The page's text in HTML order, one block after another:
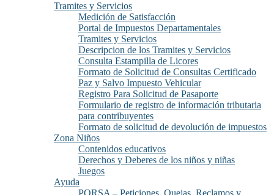
Tramites y Servicios
Medición de Satisfacción
Portal de Impuestos Departamentales
Tramites y Servicios
Descripcion de los Tramites y Servicios
Consulta Estampilla de Licores
Formato de Solicitud de Consultas Certificado
Paz y Salvo Impuesto Vehicular
Registro Para Solicitud de Pasaporte
Formulario de registro de información tributaria
para contribuyentes
Formato de solicitud de devolución de impuestos
Zona Niños
Contenidos educativos
Derechos y Deberes de los niños y niñas
Juegos
Ayuda
PQRSA – Peticiones, Quejas, Reclamos y